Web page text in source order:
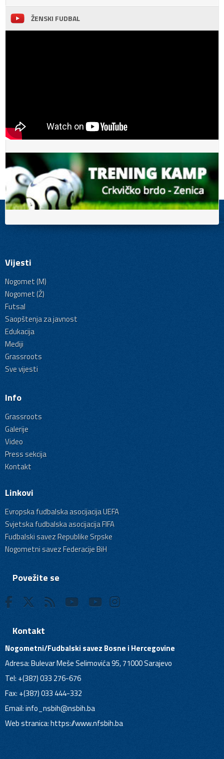
ŽENSKI FUDBAL
Vijesti
Nogomet (M)
Nogomet (Ž)
Futsal
Saopštenja za javnost
Edukacija
Mediji
Grassroots
Sve vijesti
Info
Grassroots
Galerije
Video
Press sekcija
Kontakt
Linkovi
Evropska fudbalska asocijacija UEFA
Svjetska fudbalska asocijacija FIFA
Fudbalski savez Republike Srpske
Nogometni savez Federacije BiH
Povežite se
Kontakt
Nogometni/Fudbalski savez Bosne i Hercegovine
Adresa: Bulevar Meše Selimovića 95, 71000 Sarajevo
Tel: +(387) 033 276-676
Fax: +(387) 033 444-332
Email:info_nsbih@nsbih.ba
Web stranica: https://www.nfsbih.ba